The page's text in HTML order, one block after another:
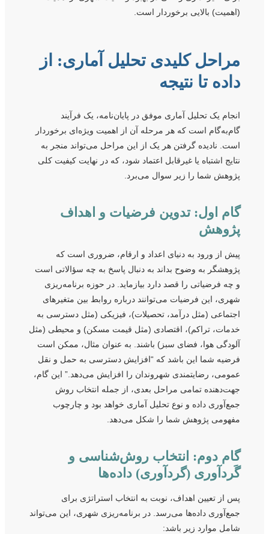
(اهمیت) بالایی برخوردار است.
مراحل کلیدی تحلیل آماری: از
داده تا نتیجه
انجام یک تحلیل آماری موفق در پایان‌نامه، یک فرآیند
گام‌به‌گام است که هر مرحله آن از اهمیت ویژه‌ای برخوردار
است. نادیده گرفتن هر یک از این مراحل می‌تواند منجر به
نتایج اشتباه یا غیرقابل اعتماد شود، که در نهایت کیفیت کلی
پژوهش شما را زیر سوال می‌برد.
گام اول: تدوین فرضیات و اهداف
پژوهش
پیش از ورود به دنیای اعداد و ارقام، ضروری است که
پژوهشگر به وضوح بداند به دنبال پاسخ به چه سؤالاتی است
و چه فرضیاتی را قصد دارد بیازماید. در حوزه برنامه‌ریزی
شهری، این فرضیات می‌توانند درباره روابط بین متغیرهای
اجتماعی (مثل درآمد، تحصیلات)، فیزیکی (مثل دسترسی به
خدمات، تراکم)، اقتصادی (مثل قیمت مسکن) و محیطی (مثل
آلودگی هوا، فضای سبز) باشند. به عنوان مثال، ممکن است
فرضیه شما این باشد که “افزایش دسترسی به حمل و نقل
عمومی، رضایتمندی شهروندان را افزایش می‌دهد.” این گام،
جهت‌دهنده تمامی مراحل بعدی، از جمله انتخاب روش
جمع‌آوری داده و نوع تحلیل آماری خواهد بود و چارچوب
مفهومی پژوهش شما را شکل می‌دهد.
گام دوم: انتخاب روش‌شناسی و
گَردآوری (گردآوری) داده‌ها
پس از تعیین اهداف، نوبت به انتخاب استراتژی برای
جمع‌آوری داده‌ها می‌رسد. در برنامه‌ریزی شهری، این می‌تواند
شامل موارد زیر باشد: